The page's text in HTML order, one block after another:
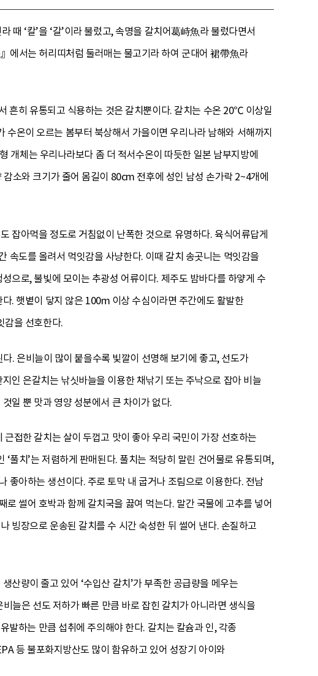
‘칼’을 ‘갈’이라 불렀고, 속명을 갈치어葛峙魚라 불렀다면서
에서는 허리띠처럼 둘러매는 물고기라 하여 군대어 裙帶魚라
흔히 유통되고 식용하는 것은 갈치뿐이다. 갈치는 수온 20℃ 이상일
온이 오르는 봄부터 북상해서 가을이면 우리나라 남해와 서해까지
개체는 우리나라보다 좀 더 적서수온이 따듯한 일본 남부지방에
소와 크기가 줄어 몸길이 80cm 전후에 성인 남성 손가락 2~4개에
잡아먹을 정도로 거침없이 난폭한 것으로 유명하다. 육식어류답게
속도를 올려서 먹잇감을 사냥한다. 이때 갈치 송곳니는 먹잇감을
으로, 불빛에 모이는 추광성 어류이다. 제주도 밤바다를 하얗게 수
. 햇볕이 닿지 않은 100m 이상 수심이라면 주간에도 활발한
감을 선호한다.
. 은비늘이 많이 붙을수록 빛깔이 선명해 보기에 좋고, 선도가
인 은갈치는 낚싯바늘을 이용한 채낚기 또는 주낙으로 잡아 비늘
일 뿐 맛과 영양 성분에서 큰 차이가 없다.
접한 갈치는 살이 두껍고 맛이 좋아 우리 국민이 가장 선호하는
풀치’는 저렴하게 판매된다. 풀치는 적당히 말린 건어물로 유통되며,
좋아하는 생선이다. 주로 토막 내 굽거나 조림으로 이용한다. 전남
썰어 호박과 함께 갈치국을 끓여 먹는다. 말간 국물에 고추를 넣어
빙장으로 운송된 갈치를 수 시간 숙성한 뒤 썰어 낸다. 손질하고
산량이 줄고 있어 ‘수입산 갈치’가 부족한 공급량을 메우는
늘은 선도 저하가 빠른 만큼 바로 잡힌 갈치가 아니라면 생식을
발하는 만큼 섭취에 주의해야 한다. 갈치는 칼슘과 인, 각종
등 불포화지방산도 많이 함유하고 있어 성장기 아이와